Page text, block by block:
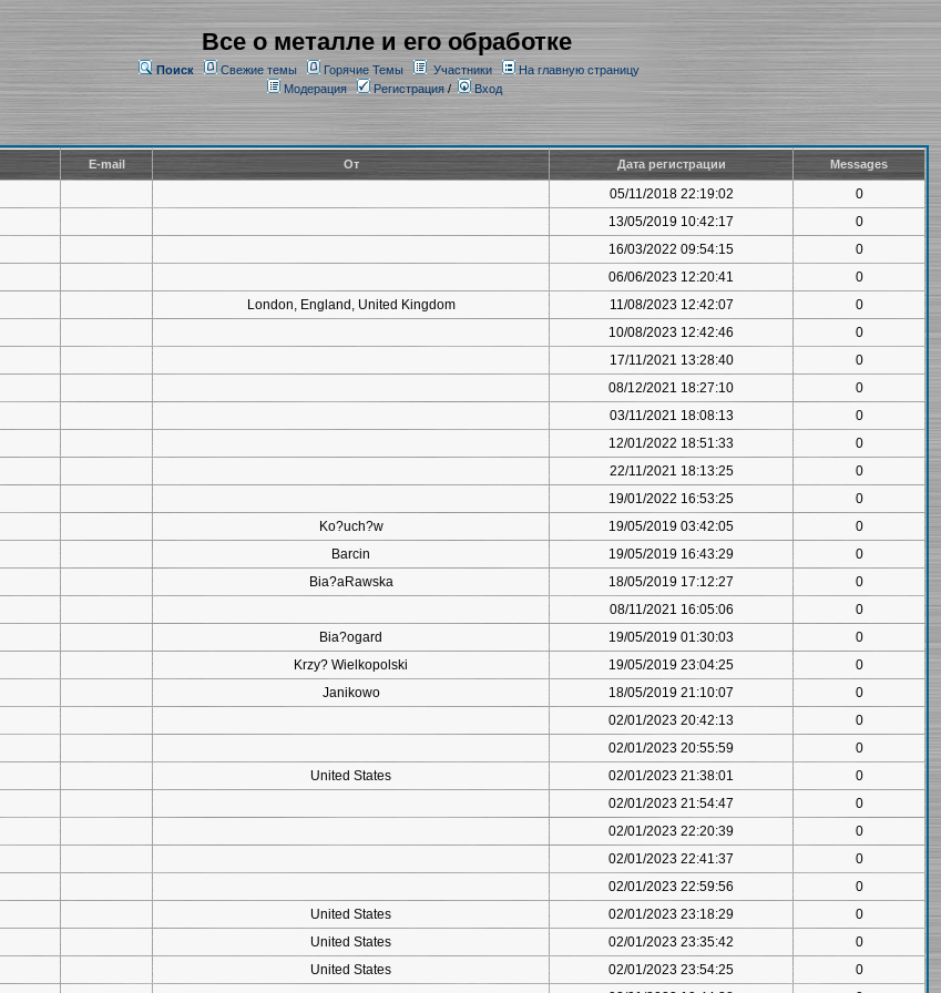
Все о металле и его обработке
Поиск Свежие темы Горячие Темы Участники
На главную страницу
Модерация
Регистрация/ Вход
E-mail От Дата регистрации Messages
05/11/2018 22:19:02
0
13/05/2019 10:42:17
0
16/03/2022 09:54:15
0
06/06/2023 12:20:41
0
London, England, United Kingdom 11/08/2023 12:42:07
0
10/08/2023 12:42:46
0
17/11/2021 13:28:40
0
08/12/2021 18:27:10
0
03/11/2021 18:08:13
0
12/01/2022 18:51:33
0
22/11/2021 18:13:25
0
19/01/2022 16:53:25
0
Ko?uch?w 19/05/2019 03:42:05
0
Barcin 19/05/2019 16:43:29
0
Bia?aRawska 18/05/2019 17:12:27
0
08/11/2021 16:05:06
0
Bia?ogard 19/05/2019 01:30:03
0
Krzy? Wielkopolski 19/05/2019 23:04:25
0
Janikowo 18/05/2019 21:10:07
0
02/01/2023 20:42:13
0
02/01/2023 20:55:59
0
United States 02/01/2023 21:38:01
0
02/01/2023 21:54:47
0
02/01/2023 22:20:39
0
02/01/2023 22:41:37
0
02/01/2023 22:59:56
0
United States 02/01/2023 23:18:29
0
United States 02/01/2023 23:35:42
0
United States 02/01/2023 23:54:25
0